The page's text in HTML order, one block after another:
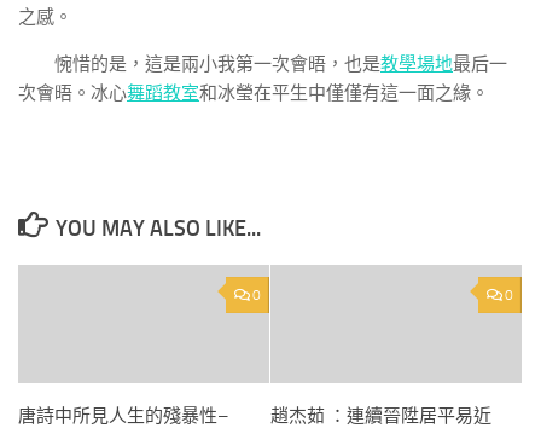
之感。
惋惜的是，這是兩小我第一次會晤，也是教學場地最后一
次會晤。冰心舞蹈教室和冰瑩在平生中僅僅有這一面之緣。
YOU MAY ALSO LIKE...
0
唐詩中所見人生的殘暴性–
0
趙杰茹 ：連續晉陞居平易近